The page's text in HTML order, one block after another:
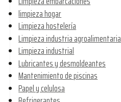
limpieza hogar
Limpieza hostelería
Limpieza industria agroalimentaria
Limpieza industrial
Lubricantes y desmoldeantes
Mantenimiento de piscinas
Papel y celulosa